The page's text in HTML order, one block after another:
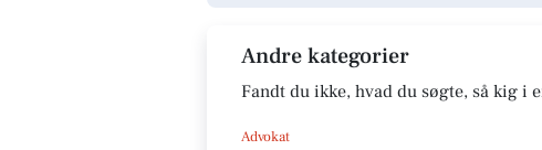
Andre kategorier
Fandt du ikke, hvad du søgte, så kig i
Advokat